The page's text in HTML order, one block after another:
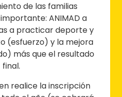
de las familias
ANIMAD a
a practicar deporte y
(esfuerzo) y la mejora
más que el resultado
final.
realice la inscripción